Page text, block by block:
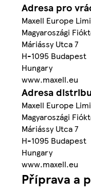
Adresa pro
Maxell Europe
Magyaroszági
Máriássy Utca 7
H-1095 Budapest
Hungary
www.maxell.eu
Adresa
Maxell Europe
Magyaroszági
Máriássy Utca 7
H-1095 Budapest
Hungary
www.maxell.eu
Příprava a